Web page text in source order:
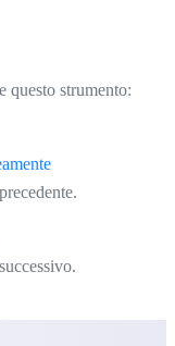
questo strumento: